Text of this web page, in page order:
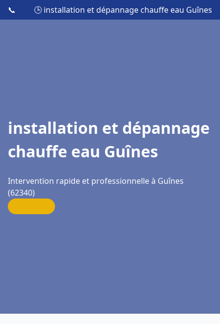
📞 🕒 installation et dépannage chauffe eau Guînes
installation et dépannage
chauffe eau Guînes
Intervention rapide et professionnelle à Guînes
(62340)